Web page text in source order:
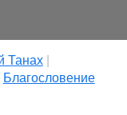
Танах|
Благословение